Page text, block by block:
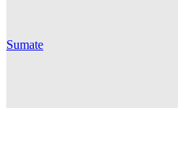
Sumate